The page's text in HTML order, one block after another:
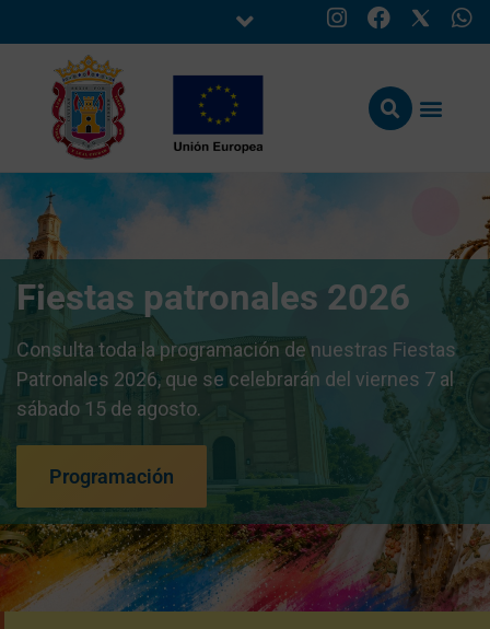
Fiestas patronales 2026
Consulta toda la programación de nuestras Fiestas
Patronales 2026, que se celebrarán del viernes 7 al
sábado 15 de agosto.
Programación